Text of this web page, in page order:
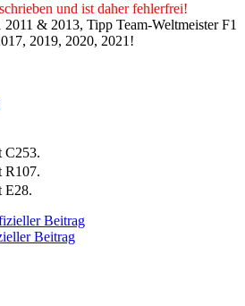
und ist daher fehlerfrei!
& 2013, Tipp Team-Weltmeister F1
2019, 2020, 2021!
C253.
R107.
E28.
Beitrag
Beitrag